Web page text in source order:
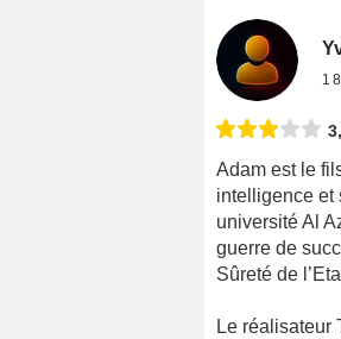
1
Adam est le
intelligence et
université Al
guerre de
Sûreté de
Le réalisateur